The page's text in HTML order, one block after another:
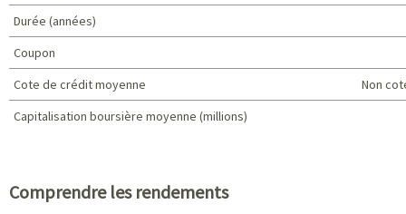
Durée (années)
Coupon
Cote de crédit moyenne
Non
Capitalisation boursière moyenne (millions)
Comprendre les rendements